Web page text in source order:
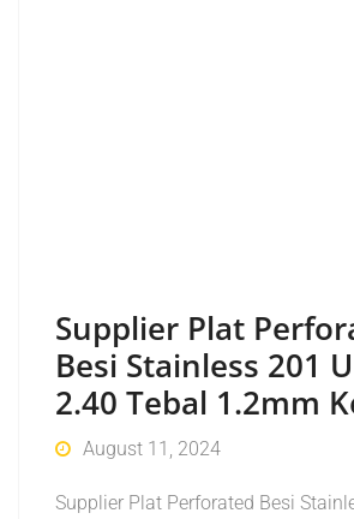
Supplier Plat
Besi Stainless 201
2.40 Tebal 1.2mm
August 11, 2024
Supplier Plat Perforated Besi